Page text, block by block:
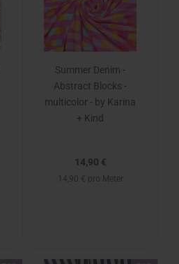
Summer Denim -
Abstract Blocks -
multicolor - by Karina
+ Kind
14,90 €
14,90 € pro Meter